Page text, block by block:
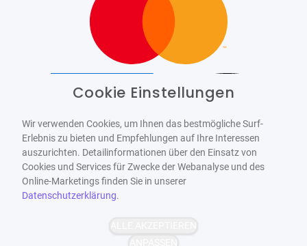
WCAG-2.1-AA
Cookie Einstellungen
Wir verwenden Cookies, um Ihnen das bestmögliche Surf-
Erlebnis zu bieten und Empfehlungen auf Ihre Interessen
auszurichten. Detailinformationen über den Einsatz von
Cookies und Services für Zwecke der Webanalyse und des
Online-Marketings finden Sie in unserer
Datenschutzerklärung.
ALLE AKZEPTIEREN
ANPASSEN